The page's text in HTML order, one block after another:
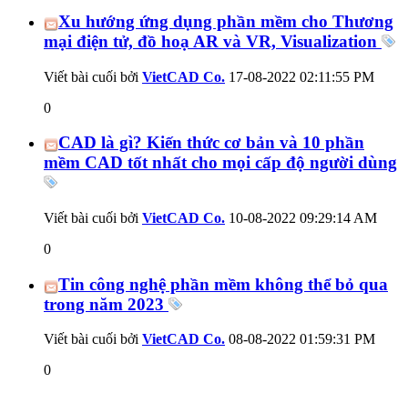
Xu hướng ứng dụng phần mềm cho Thương
mại điện tử, đồ hoạ AR và VR, Visualization
Viết bài cuối bởi VietCAD Co. 17-08-2022 02:11:55 PM
0
CAD là gì? Kiến thức cơ bản và 10 phần
mềm CAD tốt nhất cho mọi cấp độ người dùng
Viết bài cuối bởi VietCAD Co. 10-08-2022 09:29:14 AM
0
Tin công nghệ phần mềm không thể bỏ qua
trong năm 2023
Viết bài cuối bởi VietCAD Co. 08-08-2022 01:59:31 PM
0